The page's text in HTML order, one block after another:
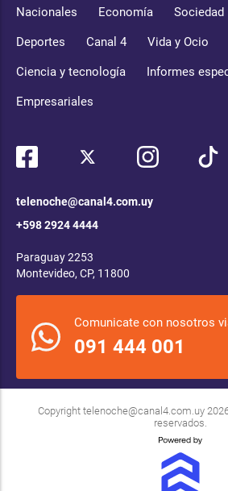
Nacionales Economía Sociedad
Deportes Canal 4 Vida y Ocio
Ciencia y tecnología Informes
Empresariales
telenoche@canal4.com.uy
+598 2924 4444
Paraguay 2253
Montevideo, CP, 11800
Comunicate con nosotros
091 444 001
Copyright telenoche@canal4.com.uy
reservados.